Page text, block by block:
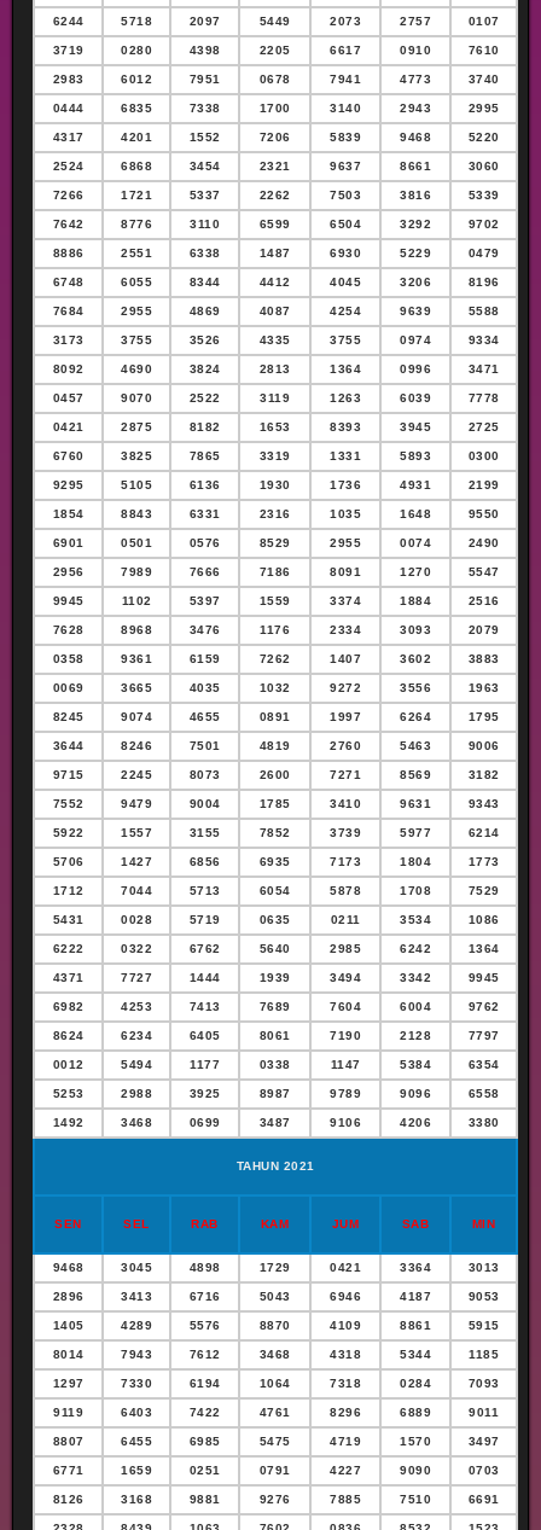
6244 5718 2097 5449 2073 2757 0107
3719 0280 4398 2205 6617 0910 7610
2983 6012 7951 0678 7941 4773 3740
0444 6835 7338 1700 3140 2943 2995
4317 4201 1552 7206 5839 9468 5220
2524 6868 3454 2321 9637 8661 3060
7266 1721 5337 2262 7503 3816 5339
7642 8776 3110 6599 6504 3292 9702
8886 2551 6338 1487 6930 5229 0479
6748 6055 8344 4412 4045 3206 8196
7684 2955 4869 4087 4254 9639 5588
3173 3755 3526 4335 3755 0974 9334
8092 4690 3824 2813 1364 0996 3471
0457 9070 2522 3119 1263 6039 7778
0421 2875 8182 1653 8393 3945 2725
6760 3825 7865 3319 1331 5893 0300
9295 5105 6136 1930 1736 4931 2199
1854 8843 6331 2316 1035 1648 9550
6901 0501 0576 8529 2955 0074 2490
2956 7989 7666 7186 8091 1270 5547
9945 1102 5397 1559 3374 1884 2516
7628 8968 3476 1176 2334 3093 2079
0358 9361 6159 7262 1407 3602 3883
0069 3665 4035 1032 9272 3556 1963
8245 9074 4655 0891 1997 6264 1795
3644 8246 7501 4819 2760 5463 9006
9715 2245 8073 2600 7271 8569 3182
7552 9479 9004 1785 3410 9631 9343
5922 1557 3155 7852 3739 5977 6214
5706 1427 6856 6935 7173 1804 1773
1712 7044 5713 6054 5878 1708 7529
5431 0028 5719 0635 0211 3534 1086
6222 0322 6762 5640 2985 6242 1364
4371 7727 1444 1939 3494 3342 9945
6982 4253 7413 7689 7604 6004 9762
8624 6234 6405 8061 7190 2128 7797
0012 5494 1177 0338 1147 5384 6354
5253 2988 3925 8987 9789 9096 6558
1492 3468 0699 3487 9106 4206 3380
TAHUN 2021
SEN SEL RAB KAM JUM SAB MIN
9468 3045 4898 1729 0421 3364 3013
2896 3413 6716 5043 6946 4187 9053
1405 4289 5576 8870 4109 8861 5915
8014 7943 7612 3468 4318 5344 1185
1297 7330 6194 1064 7318 0284 7093
9119 6403 7422 4761 8296 6889 9011
8807 6455 6985 5475 4719 1570 3497
6771 1659 0251 0791 4227 9090 0703
8126 3168 9881 9276 7885 7510 6691